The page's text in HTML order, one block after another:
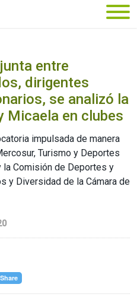
entre
dirigentes
se analizó la
Micaela en clubes
impulsada de manera
Turismo y Deportes
la Comisión de Deportes y
y Diversidad de la Cámara de